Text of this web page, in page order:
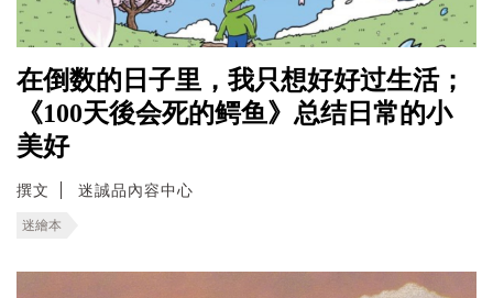
在倒数的日子里，我只想好好过生活；
《100天後会死的鳄鱼》总结日常的小
美好
撰文 迷誠品內容中心
迷繪本